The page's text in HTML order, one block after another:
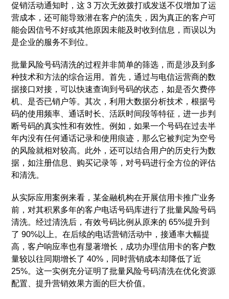
促销活动通知时，这 3 万次无效拨打或发送不仅增加了运
营成本，还可能导致潜在客户的流失，因为真正的客户可
能会因信号不好或其他原因未能及时收到信息，而误以为
是企业的服务不到位。
批量风险号码清洗的过程并非简单的筛选，而是涉及到多
种技术和方法的综合运用。首先，通过与电信运营商的数
据接口对接，可以快速查询到号码的状态，如是否欠费停
机、是否已销户等。其次，利用大数据分析技术，根据号
码的使用频率、通话时长、活跃时间段等特征，进一步判
断号码的真实性和有效性。例如，如果一个号码在过去半
年内没有任何通话记录和使用痕迹，那么它被判定为空号
的风险就相对较高。此外，还可以结合用户的历史行为数
据，如注册信息、购买记录等，对号码进行全方位的评估
和清洗。
从实际应用案例来看，某金融机构在开展信用卡推广业务
前，对其积累多年的客户电话号码库进行了批量风险号码
清洗。经过清洗后，有效号码比例从原来的 65%提升到
了 90%以上。在后续的电话营销活动中，接通率大幅提
高，客户响应率也有显著增长，成功办理信用卡的客户数
量较以往同期增长了 40%，同时营销成本却降低了近
25%。这一实例充分证明了批量风险号码清洗在优化资源
配置、提升营销效果方面的巨大价值。